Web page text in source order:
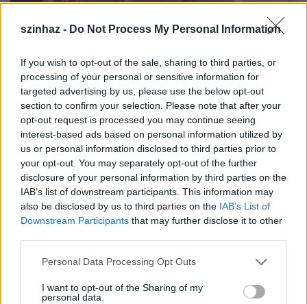
szinhaz - Do Not Process My Personal Information
If you wish to opt-out of the sale, sharing to third parties, or
processing of your personal or sensitive information for
targeted advertising by us, please use the below opt-out
section to confirm your selection. Please note that after your
opt-out request is processed you may continue seeing
interest-based ads based on personal information utilized by
us or personal information disclosed to third parties prior to
your opt-out. You may separately opt-out of the further
disclosure of your personal information by third parties on the
IAB’s list of downstream participants. This information may
also be disclosed by us to third parties on the IAB’s List of
Downstream Participants that may further disclose it to other
Please note that this website/app uses one or more Google
not limited to your visit or usage behaviour. You may click to
grant or deny consent to Google and its third-party tags to
Personal Data Processing Opt Outs
I want to opt-out of the Sharing of my
personal data.
Az alkotás főszereplője a Kossuth-díjasMolnár
Piroskalesz, a nemzet színésze címmel is kitüntetett
színésznő korábban aTaxidermiacímű filmben
dolgozott együtt a rendezővel. Mellette olyan
Réka, Trill Zsolt, Nagy Zsolt, Bordán Irén, Jordán
Tamás, Hegedűs D. Géza
és Benedek Miklós